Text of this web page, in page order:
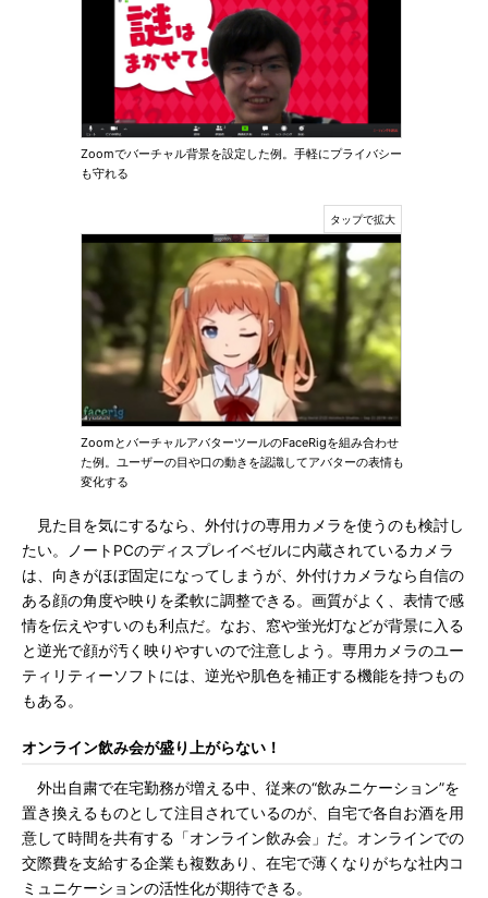
Zoomでバーチャル背景を設定した例。手軽にプライバシー
も守れる
ZoomとバーチャルアバターツールのFaceRigを組み合わせ
た例。ユーザーの目や口の動きを認識してアバターの表情も
変化する
見た目を気にするなら、外付けの専用カメラを使うのも検討し
たい。ノートPCのディスプレイベゼルに内蔵されているカメラ
は、向きがほぼ固定になってしまうが、外付けカメラなら自信の
ある顔の角度や映りを柔軟に調整できる。画質がよく、表情で感
情を伝えやすいのも利点だ。なお、窓や蛍光灯などが背景に入る
と逆光で顔が汚く映りやすいので注意しよう。専用カメラのユー
ティリティーソフトには、逆光や肌色を補正する機能を持つもの
もある。
オンライン飲み会が盛り上がらない！
外出自粛で在宅勤務が増える中、従来の“飲みニケーション”を
置き換えるものとして注目されているのが、自宅で各自お酒を用
意して時間を共有する「オンライン飲み会」だ。オンラインでの
交際費を支給する企業も複数あり、在宅で薄くなりがちな社内コ
ミュニケーションの活性化が期待できる。